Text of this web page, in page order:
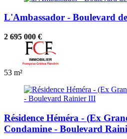
L'Ambassador - Boulevard
2 695 000 €
53 m²
Résidence Héméra - (Ex
Condamine - Boulevard